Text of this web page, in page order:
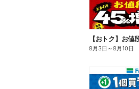
8月3日 ～8月10日